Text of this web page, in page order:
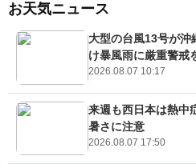
お天気ニュース
大型の台風13号が
け暴風雨に厳重警戒
2026.08.07 10:17
来週も西日本は熱
暑さに注意
2026.08.07 17:50